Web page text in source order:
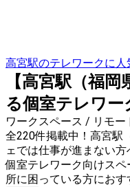
高宮駅のテレワークに人
【高宮駅（福
る個室テレワ
ワークスペース / リモ
全220件掲載中！高宮駅
ェでは仕事が進まない
個室テレワーク向けス
所に困っている方におす